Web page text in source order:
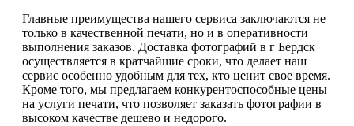
Главные преимущества нашего сервиса заключаются не
только в качественной печати, но и в оперативности
выполнения заказов. Доставка фотографий в г Бердск
осуществляется в кратчайшие сроки, что делает наш
сервис особенно удобным для тех, кто ценит свое время.
Кроме того, мы предлагаем конкурентоспособные цены
на услуги печати, что позволяет заказать фотографии в
высоком качестве дешево и недорого.